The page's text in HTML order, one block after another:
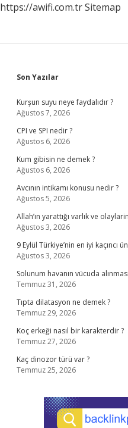
https://awifi.com.trSitemap
Sidebar
Son Yazılar
Kurşun suyu neye faydalıdır ?
Ağustos 7, 2026
CPI ve SPI nedir ?
Ağustos 6, 2026
Kum gibisin ne demek ?
Ağustos 6, 2026
Avcının intikamı konusu nedir ?
Ağustos 5, 2026
Allah’ın yarattığı varlık ve
Ağustos 3, 2026
9 Eylül Türkiye’nin en iyi kaçıncı
Ağustos 3, 2026
Solunum havanın vücuda
Temmuz 31, 2026
Tıpta dilatasyon ne demek ?
Temmuz 29, 2026
Koç erkeği nasıl bir karakterdir ?
Temmuz 27, 2026
Kaç dinozor türü var ?
Temmuz 25, 2026